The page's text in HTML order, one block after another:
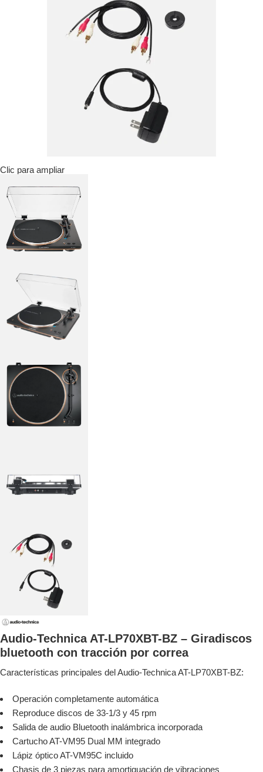
Clic para ampliar
Audio-Technica AT-LP70XBT-BZ – Giradiscos
bluetooth con tracción por correa
Características principales del Audio-Technica AT-LP70XBT-BZ:
Operación completamente automática
Reproduce discos de 33-1/3 y 45 rpm
Salida de audio Bluetooth inalámbrica incorporada
Cartucho AT-VM95 Dual MM integrado
Lápiz óptico AT-VM95C incluido
Chasis de 3 piezas para amortiguación de vibraciones